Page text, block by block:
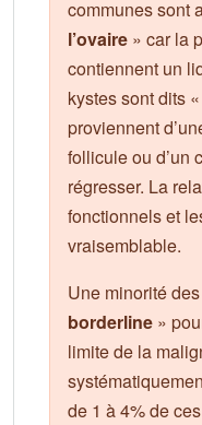
communes sont
l’ovaire » car la
contiennent un
kystes sont dits «
proviennent
follicule ou d’un
régresser. La
fonctionnels et
vraisemblable.
Une minorité
borderline »
limite de la
de 1 à 4% de